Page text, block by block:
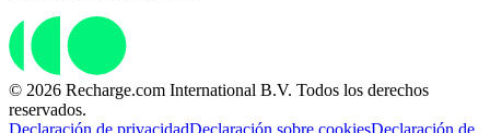
© 2026 Recharge.com International B.V. Todos los derechos
reservados.